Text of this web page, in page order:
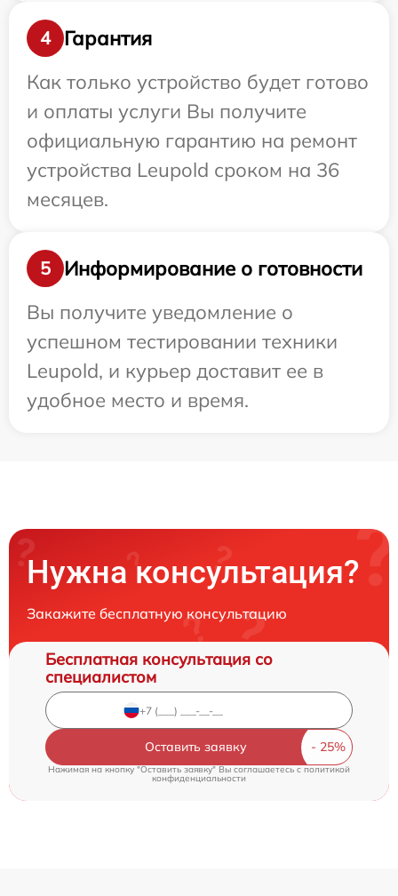
4
Гарантия
Как только устройство будет готово
и оплаты услуги Вы получите
официальную гарантию на ремонт
устройства Leupold сроком на 36
месяцев.
5
Информирование о готовности
Вы получите уведомление о
успешном тестировании техники
Leupold, и курьер доставит ее в
удобное место и время.
Нужна консультация?
Закажите бесплатную консультацию
Бесплатная консультация со
специалистом
Оставить заявку
Нажимая на кнопку "Оставить заявку" Вы соглашаетесь c политикой
конфиденциальности